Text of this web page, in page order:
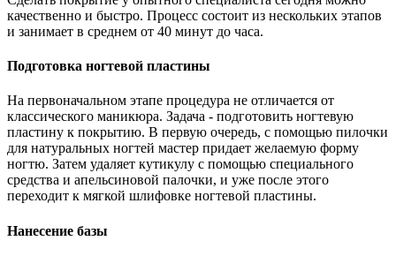
качественно и быстро. Процесс состоит из нескольких этапов
и занимает в среднем от 40 минут до часа.
Подготовка ногтевой пластины
На первоначальном этапе процедура не отличается от
классического маникюра. Задача - подготовить ногтевую
пластину к покрытию. В первую очередь, с помощью пилочки
для натуральных ногтей мастер придает желаемую форму
ногтю. Затем удаляет кутикулу с помощью специального
средства и апельсиновой палочки, и уже после этого
переходит к мягкой шлифовке ногтевой пластины.
Нанесение базы